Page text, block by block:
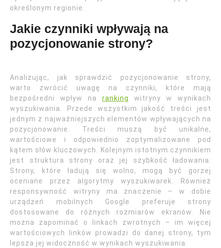
określonym regionie.
Jakie czynniki wpływają na
pozycjonowanie strony?
Analizując, jak sprawdzić pozycjonowanie strony,
warto zwrócić uwagę na czynniki, które mają
bezpośredni wpływ na ranking
witryny w wynikach
wyszukiwania. Przede wszystkim jakość treści jest
jednym z najważniejszych elementów wpływających na
pozycjonowanie. Treści muszą być unikalne,
wartościowe i odpowiednio zoptymalizowane pod
kątem słów kluczowych. Kolejnym istotnym czynnikiem
jest struktura strony oraz jej szybkość ładowania.
Strony, które ładują się wolno, mogą być gorzej
oceniane przez algorytmy wyszukiwarek. Również
responsywność witryny ma znaczenie – w dobie
urządzeń mobilnych Google preferuje strony
dostosowane do różnych rozmiarów ekranów. Nie
można zapominać o linkach zwrotnych – im więcej
wartościowych linków prowadzi do danej strony, tym
lepsza jej widoczność w wynikach wyszukiwania.